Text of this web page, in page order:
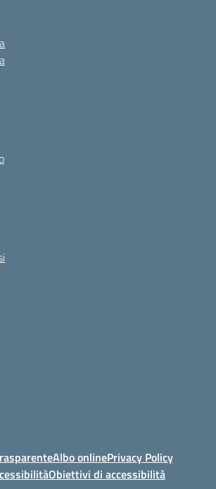
Albo onlinePrivacy Policy
Obiettivi di accessibilità